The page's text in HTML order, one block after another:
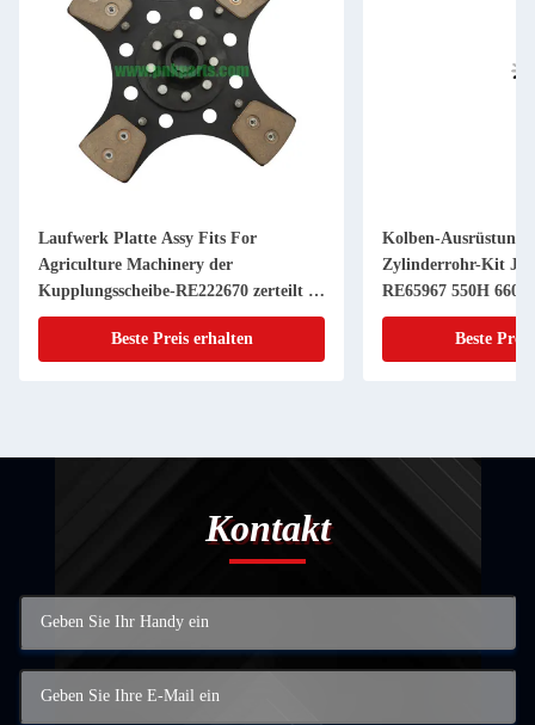
Laufwerk Platte Assy Fits For
Agriculture Machinery der
Kupplungsscheibe-RE222670 zerteilt 11
Zoll 20 KEIL
Beste Preis erhalten
Kolben-Ausrüstung
Zylinderrohr-Kit JDs
RE65967 550H 6603
Powerthch Turbo
Beste
Kontakt